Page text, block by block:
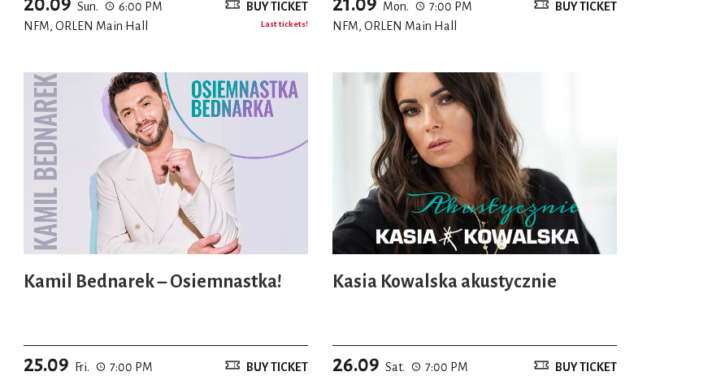
Sun.
6:00 PM
NFM, ORLEN Main Hall
BUY TICKET
Last tickets!
Mon.
7:00 PM
NFM, ORLEN Main Hall
BUY TICKET
Kamil Bednarek – Osiemnastka!
25.09 Fri.
7:00 PM
BUY TICKET
Kasia Kowalska akustycznie
26.09 Sat.
7:00 PM
BUY TICKET